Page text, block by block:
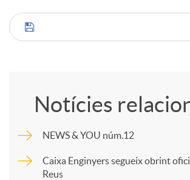
C
p
Notícies
NEWS & YOU núm.12
Caixa Enginyers segueix obrint
Reus